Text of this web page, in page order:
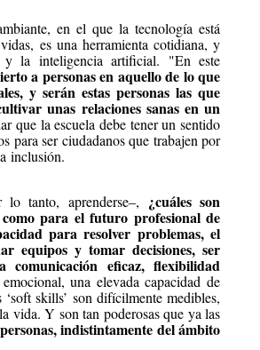
en el que la tecnología está
es una herramienta cotidiana, y
y la inteligencia artificial. "En este
a personas en aquello de lo que
y serán estas personas las que
unas relaciones sanas en un
que la escuela debe tener un sentido
para ser ciudadanos que trabajen por
inclusión.
tanto, aprenderse–, ¿cuáles son
para el futuro profesional de
para resolver problemas, el
equipos y tomar decisiones, ser
comunicación eficaz, flexibilidad
una elevada capacidad de
skills’ son difícilmente medibles,
vida. Y son tan poderosas que ya las
indistintamente del ámbito